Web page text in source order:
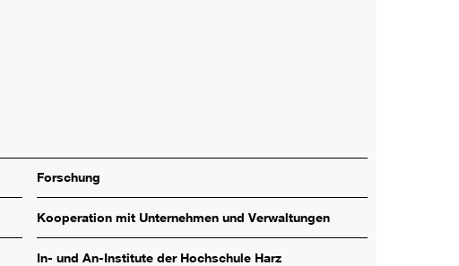
Forschung
Kooperation mit Unternehmen und Verwaltungen
In- und An-Institute der Hochschule Harz